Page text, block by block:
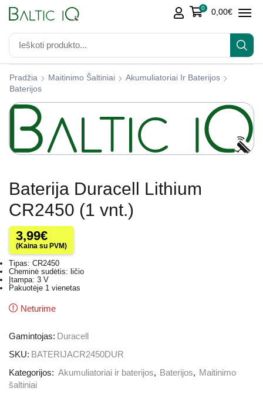
0 0,00€
Pradžia Maitinimo Šaltiniai
Akumuliatoriai Ir Baterijos
Baterijos
Baterija Duracell Lithium
CR2450 (1 vnt.)
3,99€
(Kaina su PVM)
Tipas: CR2450
Cheminė sudėtis: ličio
Įtampa: 3 V
Pakuotėje 1 vienetas
Neturime
Gamintojas: Duracell
SKU: BATERIJACR2450DUR
Kategorijos: Akumuliatoriai ir baterijos, Baterijos, Maitinimo
šaltiniai